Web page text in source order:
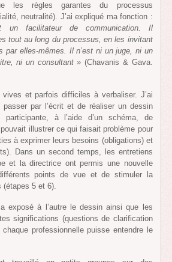
les règles garantes du processus
neutralité). J’ai expliqué ma fonction :
facilitateur de communication. Il
tout au long du processus, en les invitant
par elles-mêmes. Il n’est ni un juge, ni un
ni un consultant »(Chavanis & Gava.
et parfois difficiles à verbaliser. J’ai
passer par l’écrit et de réaliser un dessin
à l’aide d’un schéma, de
illustrer ce qui faisait problème pour
à exprimer leurs besoins (obligations) et
Dans un second temps, les entretiens
et la directrice ont permis une nouvelle
points de vue et de stimuler la
(étapes 5 et 6).
exposé à l’autre le dessin ainsi que les
significations (questions de clarification
professionnelle puisse entendre le